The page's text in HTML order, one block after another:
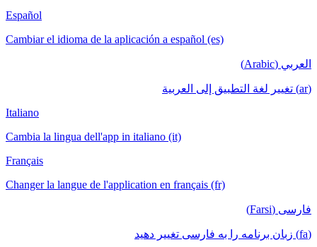
Español
Cambiar el idioma de la aplicación a español (es)
العربي (Arabic)
(ar) تغيير لغة التطبيق إلى العربية
Italiano
Cambia la lingua dell'app in italiano (it)
Français
Changer la langue de l'application en français (fr)
فارسی (Farsi)
(fa) زبان برنامه را به فارسی تغییر دهید